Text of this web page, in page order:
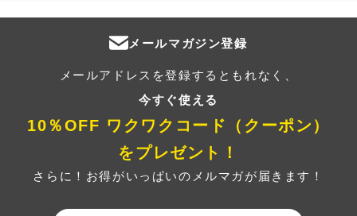
メールマガジン登録
メールアドレスを登録するともれなく、
今すぐ使える
10％OFF ワクワクコード（クーポン）
をプレゼント！
さらに！お得がいっぱいのメルマガが届きます！